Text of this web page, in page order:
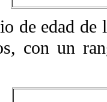
de edad de
con un